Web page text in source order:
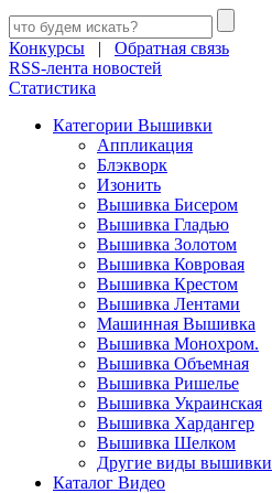
Конкурсы | Обратная связь
RSS-лента новостей
Статистика
Категории Вышивки
Аппликация
Блэкворк
Изонить
Вышивка Бисером
Вышивка Гладью
Вышивка Золотом
Вышивка Ковровая
Вышивка Крестом
Вышивка Лентами
Машинная Вышивка
Вышивка Монохром.
Вышивка Объемная
Вышивка Ришелье
Вышивка Украинская
Вышивка Хардангер
Вышивка Шелком
Другие виды вышивки
Каталог Видео